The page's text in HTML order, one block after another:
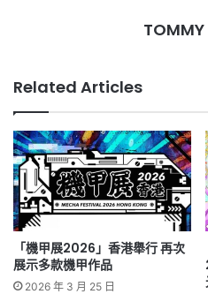
TOMMY
Related Articles
「機甲展2026」香港舉行 再次
展示多款機甲作品
2026 年 3 月 25 日